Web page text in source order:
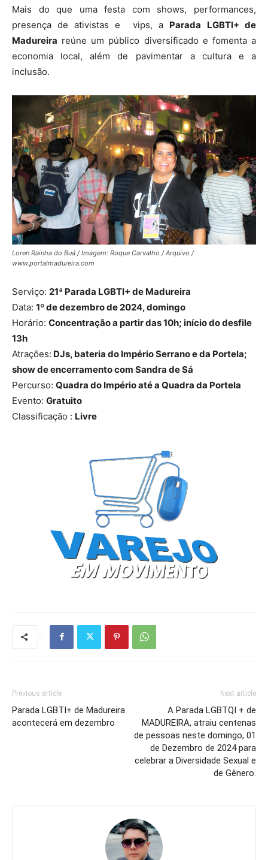
Mais do que uma festa com shows, performances,
presença de ativistas e vips, a Parada
LGBTI+ de
Madureira reúne um público diversificado e fomenta a
economia local, além de pavimentar a cultura e a
inclusão.
Loren Rainha do Buá / Imagem: Roque Carvalho / Arquivo /
www.portalmadureira.com
Serviço: 21ª Parada LGBTI+ de Madureira
Data: 1º de dezembro de 2024, domingo
Horário: Concentração a partir das 10h; início do desfile
13h
Atrações: DJs, bateria do Império Serrano e da Portela;
show de encerramento com Sandra de Sá
Percurso: Quadra do Império até a Quadra da Portela
Evento: Gratuito
Classificação : Livre
Previous article
Parada LGBTI+ de Madureira
acontecerá em dezembro
Next article
A Parada LGBTQI + de
MADUREIRA, atraiu centenas
de pessoas neste domingo, 01
de Dezembro de 2024 para
celebrar a Diversidade Sexual e
de Gênero.